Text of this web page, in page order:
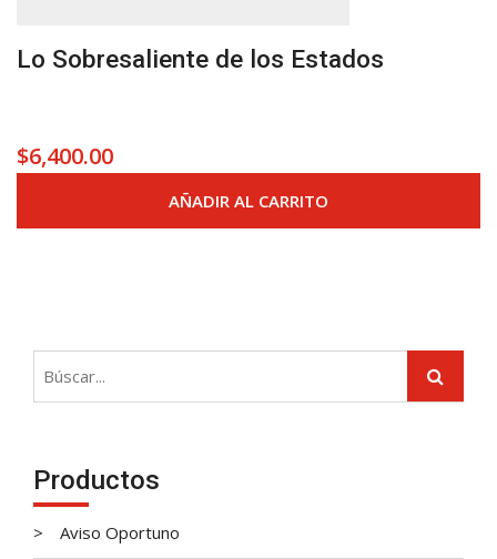
Lo Sobresaliente de los Estados
$6,400.00
AÑADIR AL CARRITO
Productos
Aviso Oportuno